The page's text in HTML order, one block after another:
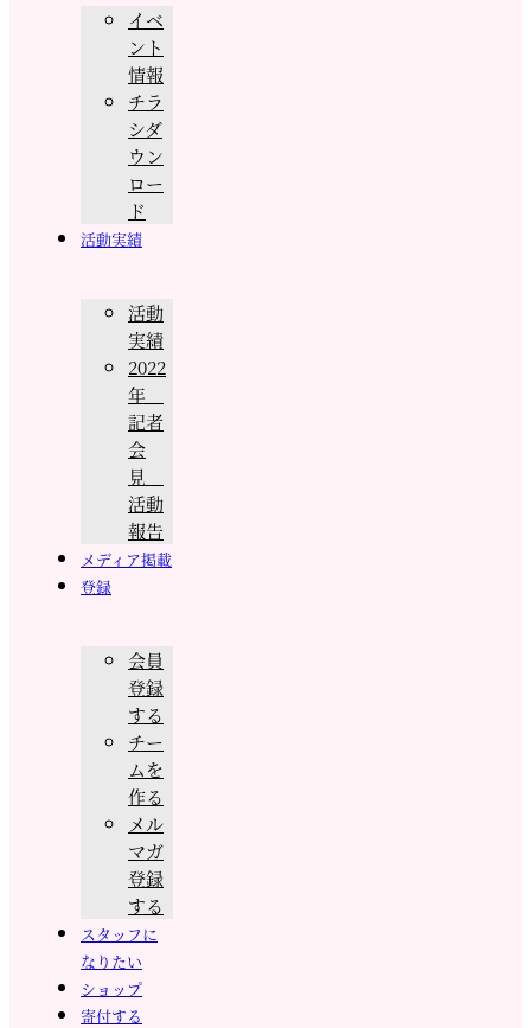
イベ
ント
情報
チラ
シダ
ウン
ロー
ド
活動実績
活動
実績
2022
年
記者
会
見
活動
報告
メディア掲載
登録
会員
登録
する
チー
ムを
作る
メル
マガ
登録
する
スタッフに
なりたい
ショップ
寄付する